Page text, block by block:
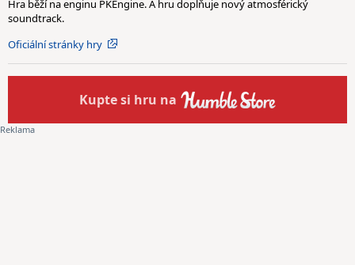
Hra běží na enginu PKEngine. A hru doplňuje nový atmosférický
soundtrack.
Oficiální stránky hry
Kuptesi hru na